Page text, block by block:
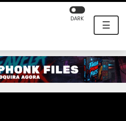
☰
DARK